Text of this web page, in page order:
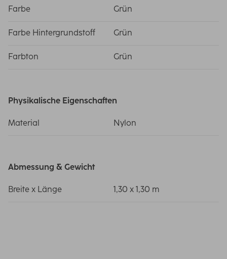
Farbe Grün
Farbe Hintergrundstoff Grün
Farbton Grün
Physikalische Eigenschaften
Material Nylon
Abmessung & Gewicht
Breite x Länge 1,30 x 1,30 m